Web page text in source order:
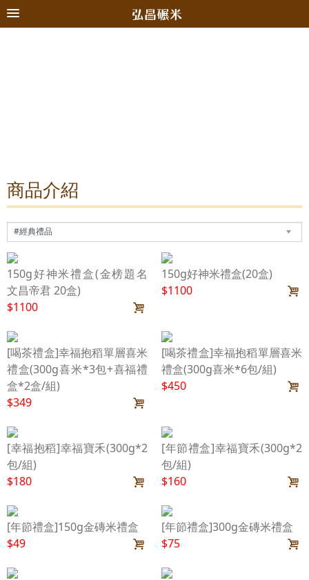
商品介紹
150g好神米禮盒(金榜題名
文昌帝君 20盒)
$1100
150g好神米禮盒(20盒)
$1100
[喝茶禮盒]幸福抱稻單層喜米
禮盒(300g喜米*3包+喜福禮
盒*2盒/組)
$349
[喝茶禮盒]幸福抱稻單層喜米
禮盒(300g喜米*6包/組)
$450
[幸福抱稻]幸福寶禾(300g*2
包/組)
$180
[年節禮盒]幸福寶禾(300g*2
包/組)
$160
[年節禮盒]150g金磚米禮盒
$49
[年節禮盒]300g金磚米禮盒
$75